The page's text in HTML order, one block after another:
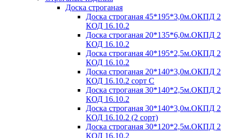
Доска строганая
Доска строганая 45*195*3,0м.ОКПД 2
КОД 16.10.2
Доска строганая 20*135*6,0м.ОКПД 2
КОД 16.10.2
Доска строганая 40*195*2,5м.ОКПД 2
КОД 16.10.2
Доска строганая 20*140*3,0м.ОКПД 2
КОД 16.10.2 сорт С
Доска строганая 30*140*2,5м.ОКПД 2
КОД 16.10.2
Доска строганая 30*140*3,0м.ОКПД 2
КОД 16.10.2 (2 сорт)
Доска строганая 30*120*2,5м.ОКПД 2
КОД 16.10.2